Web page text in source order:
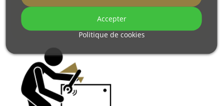
miroirs.
Politique de cookies
Accepter